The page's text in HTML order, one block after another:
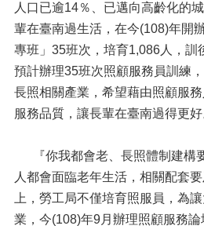
人口已逾14％、已邁向高齡化的
輩在臺南過生活，在今(108)年開
專班」35班次，培育1,086人，訓
預計辦理35班次照顧服務員訓練
長照相關產業，希望藉由照顧服
服務品質，讓長輩在臺南過得更好
『你我都會老、長照體制建構
人都會面臨老年生活，相關配套
上，勞工局不僅培育照服員，為
業，今(108)年9月辦理照顧服務